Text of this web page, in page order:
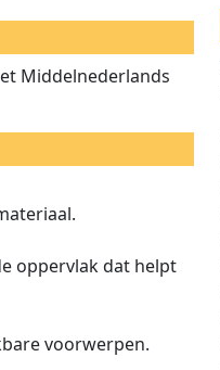
Middelnederlands
oppervlak dat helpt
voorwerpen.